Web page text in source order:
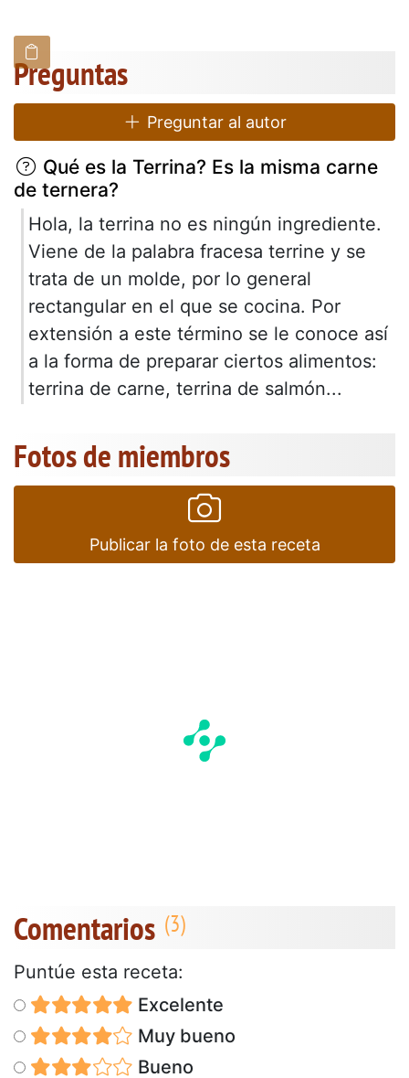
Preguntas
Preguntar al autor
Qué es la Terrina? Es la misma carne
de ternera?
Hola, la terrina no es ningún ingrediente.
Viene de la palabra fracesa terrine y se
trata de un molde, por lo general
rectangular en el que se cocina. Por
extensión a este término se le conoce así
a la forma de preparar ciertos alimentos:
terrina de carne, terrina de salmón...
Fotos de miembros
Publicar la foto de esta receta
Comentarios
Puntúe esta receta:
Excelente
Muy bueno
Bueno